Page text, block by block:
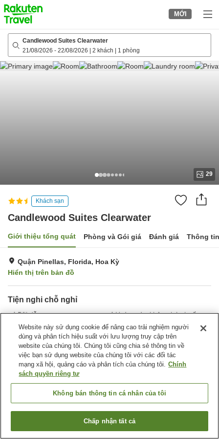
to
top
page
MỚI
Candlewood Suites Clearwater
21/08/2026 - 22/08/2026 2 khách 1 phòng
29
Khách sạn
Candlewood Suites Clearwater
Giới thiệu tổng quát Phòng và Gói giá Đánh giá Thông
Quận Pinellas, Florida, Hoa Kỳ
Hiển thị trên bản đồ
Tiện nghi chỗ nghỉ
Bãi đỗ xe
Hoàn toàn không hút thuốc
Giặt ủi
Tiện nghi văn phòng
Trang chủ Hoa Kỳ Florida
Quận Pinellas
Candlewood Suites Clearwater
Tìm phòng trống
Website này sử dụng cookie để nâng cao trải nghiệm người
dùng và phân tích hiệu suất với lưu lượng truy cập trên
website của chúng tôi. Chúng tôi cũng chia sẻ thông tin về
việc bạn sử dụng website của chúng tôi với các đối tác
mạng xã hội, quảng cáo và phân tích của chúng tôi. Chính
sách quyền riêng tư
Không bán thông tin cá nhân của tôi
Chấp nhận tất cả